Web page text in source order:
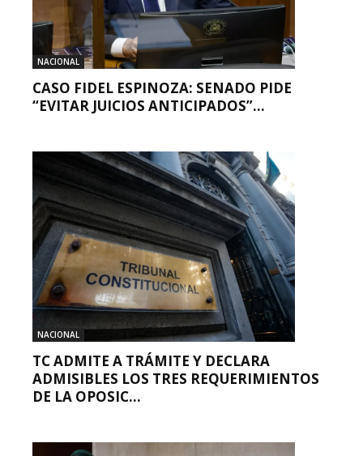
NACIONAL
CASO FIDEL ESPINOZA: SENADO PIDE
“EVITAR JUICIOS ANTICIPADOS”...
NACIONAL
TC ADMITE A TRÁMITE Y DECLARA
ADMISIBLES LOS TRES REQUERIMIENTOS
DE LA OPOSIC...